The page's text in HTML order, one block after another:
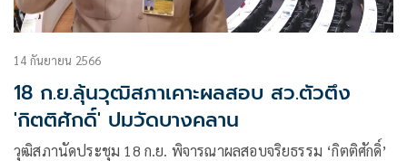
14 กันยายน 2566
18 ก.ย.ลุ้นวุฒิสภาเคาะผลสอบ สว.ตัวตึง
'กิตติศักดิ์' ปมวัดบางคลาน
วุฒิสภานัดประชุม 18 ก.ย. พิจารณาผลสอบจริยธรรม ‘กิตติศักดิ์’